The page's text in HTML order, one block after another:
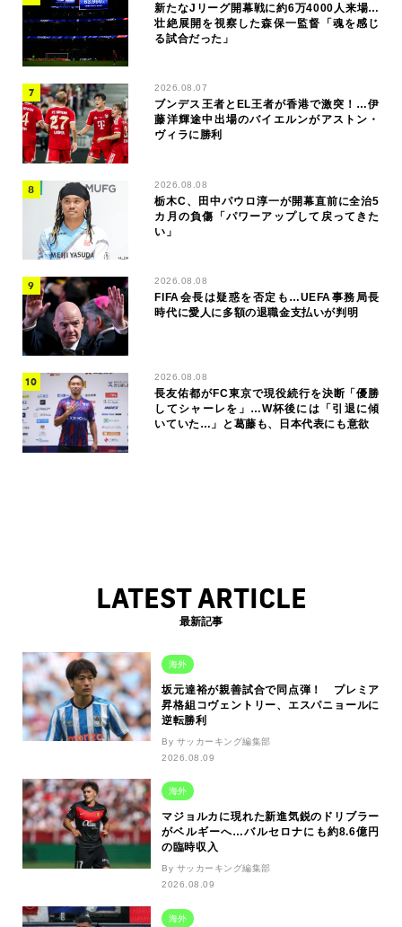
新たなJリーグ開幕戦に約6万4000人来場…
壮絶展開を視察した森保一監督「魂を感じ
る試合だった」
2026.08.07
ブンデス王者とEL王者が香港で激突！…伊
藤洋輝途中出場のバイエルンがアストン・
ヴィラに勝利
2026.08.08
栃木C、田中パウロ淳一が開幕直前に全治5
カ月の負傷「パワーアップして戻ってきた
い」
2026.08.08
FIFA会長は疑惑を否定も…UEFA事務局長
時代に愛人に多額の退職金支払いが判明
2026.08.08
長友佑都がFC東京で現役続行を決断「優勝
してシャーレを」…W杯後には「引退に傾
いていた…」と葛藤も、日本代表にも意欲
LATEST ARTICLE
最新記事
海外
坂元達裕が親善試合で同点弾！ プレミア
昇格組コヴェントリー、エスパニョールに
逆転勝利
By サッカーキング編集部
2026.08.09
海外
マジョルカに現れた新進気鋭のドリブラー
がベルギーへ…バルセロナにも約8.6億円
の臨時収入
By サッカーキング編集部
2026.08.09
海外